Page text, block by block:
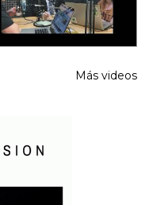
Más videos